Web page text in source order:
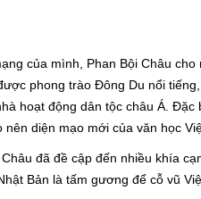
của mình, Phan Bội Châu
phong trào Đông Du nổi
hoạt động dân tộc châu Á.
diện mạo mới của văn học
đã đề cập đến nhiều khía
Bản là tấm gương để cỗ vũ